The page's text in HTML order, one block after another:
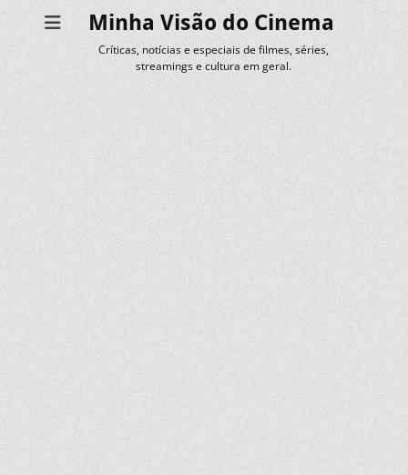
Minha Visão do Cinema
Críticas, notícias e especiais de filmes, séries,
streamings e cultura em geral.